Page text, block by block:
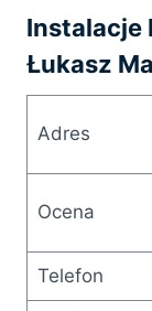
Instalacje
Łukasz
Adres
Ocena
Telefon